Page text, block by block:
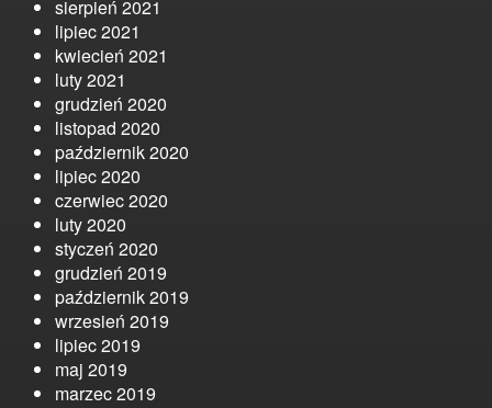
sierpień 2021
lipiec 2021
kwiecień 2021
luty 2021
grudzień 2020
listopad 2020
październik 2020
lipiec 2020
czerwiec 2020
luty 2020
styczeń 2020
grudzień 2019
październik 2019
wrzesień 2019
lipiec 2019
maj 2019
marzec 2019